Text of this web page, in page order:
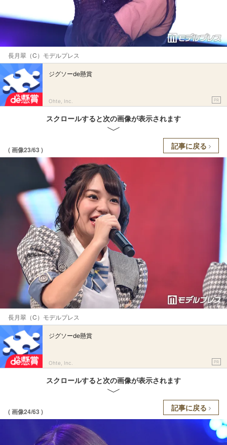
長月翠（C）モデルプレス
ジグソーde懸賞
Ohte, Inc. PR
スクロールすると次の画像が表示されます
( 画像23/63 ) 記事に戻る
長月翠（C）モデルプレス
ジグソーde懸賞
Ohte, Inc. PR
スクロールすると次の画像が表示されます
( 画像24/63 ) 記事に戻る